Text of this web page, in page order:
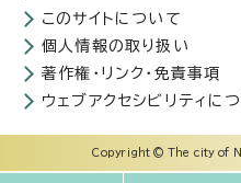
このサイトについて
個人情報の取り扱い
著作権・リンク・免責事項
ウェブアクセシビリティに
Copyright © The city of